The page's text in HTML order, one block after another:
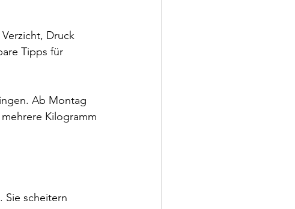
Druck
Tipps für
Ab Montag
Kilogramm
Sie scheitern